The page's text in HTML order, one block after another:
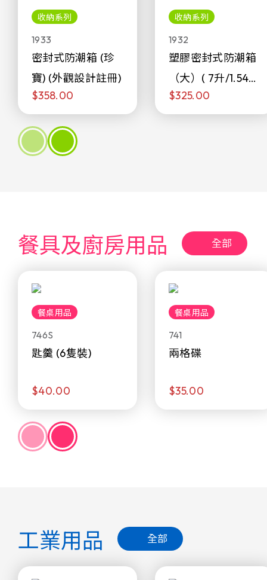
收納系列
1933
密封式防潮箱 (珍
寶) (外觀設計註冊)
$358.00
收納系列
1932
塑膠密封式防潮箱
（大）( 7升/1.54加
侖)
$325.00
餐具及廚房用品 全部
餐桌用品
746S
匙羹 (6隻裝)
$40.00
餐桌用品
741
兩格碟
$35.00
工業用品 全部